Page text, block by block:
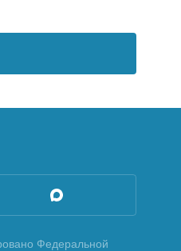
Федеральной